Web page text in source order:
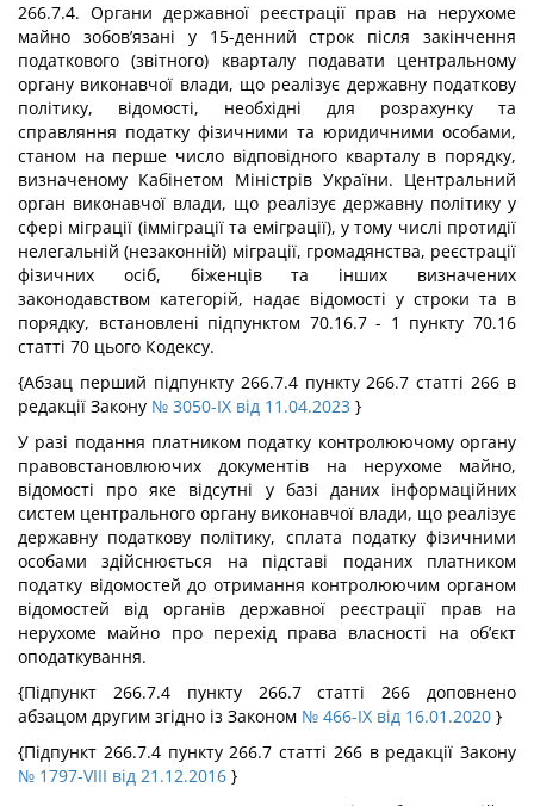
266.7.4. Органи державної реєстрації прав на нерухоме
майно зобов’язані у 15-денний строк після закінчення
податкового (звітного) кварталу подавати центральному
органу виконавчої влади, що реалізує державну податкову
політику, відомості, необхідні для розрахунку та
справляння податку фізичними та юридичними особами,
станом на перше число відповідного кварталу в порядку,
визначеному Кабінетом Міністрів України. Центральний
орган виконавчої влади, що реалізує державну політику у
сфері міграції (імміграції та еміграції), у тому числі протидії
нелегальній (незаконній) міграції, громадянства, реєстрації
фізичних осіб, біженців та інших визначених
законодавством категорій, надає відомості у строки та в
порядку, встановлені підпунктом 70.16.7 - 1 пункту 70.16
статті 70 цього Кодексу.
{Абзац перший підпункту 266.7.4 пункту 266.7 статті 266 в
редакції Закону № 3050-IX від 11.04.2023 }
У разі подання платником податку контролюючому органу
правовстановлюючих документів на нерухоме майно,
відомості про яке відсутні у базі даних інформаційних
систем центрального органу виконавчої влади, що реалізує
державну податкову політику, сплата податку фізичними
особами здійснюється на підставі поданих платником
податку відомостей до отримання контролюючим органом
відомостей від органів державної реєстрації прав на
нерухоме майно про перехід права власності на об’єкт
оподаткування.
{Підпункт 266.7.4 пункту 266.7 статті 266 доповнено
абзацом другим згідно із Законом № 466-IX від 16.01.2020 }
{Підпункт 266.7.4 пункту 266.7 статті 266 в редакції Закону
№ 1797-VIII від 21.12.2016 }